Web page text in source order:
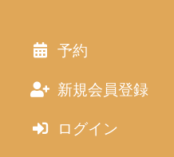
予約
新規会員登録
ログイン